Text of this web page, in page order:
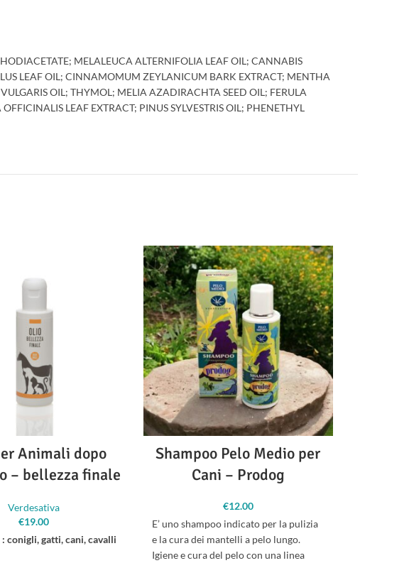
MELALEUCA ALTERNIFOLIA LEAF OIL; CANNABIS
LEAF OIL; CINNAMOMUM ZEYLANICUM BARK EXTRACT; MENTHA
OIL; THYMOL; MELIA AZADIRACHTA SEED OIL; FERULA
LEAF EXTRACT; PINUS SYLVESTRIS OIL; PHENETHYL
Animali dopo
– bellezza finale
Verdesativa
€19.00
: conigli, gatti, cani, cavalli
Shampoo Pelo Medio per
Cani – Prodog
€12.00
E’ uno shampoo indicato per la pulizia
e la cura dei mantelli a pelo lungo.
Igiene e cura del pelo con una linea